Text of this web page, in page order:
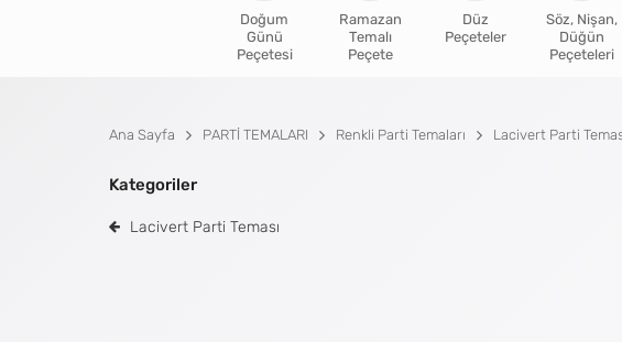
Doğum
Günü
Peçetesi
Ramazan
Temalı
Peçete
Düz
Peçeteler
Söz, Nişan,
Düğün
Peçeteleri
Ana Sayfa PARTİ TEMALARI Renkli Parti Temaları Lacivert Parti
Kategoriler
Lacivert Parti Teması